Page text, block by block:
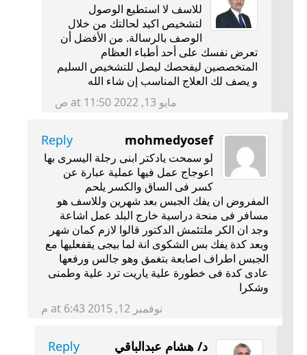
للاسف لا استطيع الوصول
لتشخيص اكيد لحالتك من خلال
الوصف بالرسالة. من الأفضل أن
تعرض نفسك على أحد أطباء العظام
المتخصصين ليفحصك ليصل للتشخيص السليم
و يصف لك العلاج المناسب إن شاء الله
مايو 13, 2022 at 11:50 ص
mohmedyosef
Reply
لو سمحت يادكتر ابنى رجلة اليسرى بها
اعوجاج عمل فيها عملية عبارة عن
كسر فى الساق والكسر يلحم
المفروض ان يفك الجبس بعد شهرين وللاسف هو
مسافر فى منحة دراسية خارج البلد عمل اشاعة
وجد ان الكر ملتئمش الدكتور قالوا لازم كمان شهر
وبعد كدة يفك بس الشكوى انة لما بيجى يقفعليها مع
الجبس اطراف اصابعة بتغمق وهو جالس ورفعها
عادى كدة فى خطورة علية ياريت ترد علية وطمنى
وشكرا
نوفمبر 12, 2015 at 6:43 م
د/ هشام عبدالباقي Reply